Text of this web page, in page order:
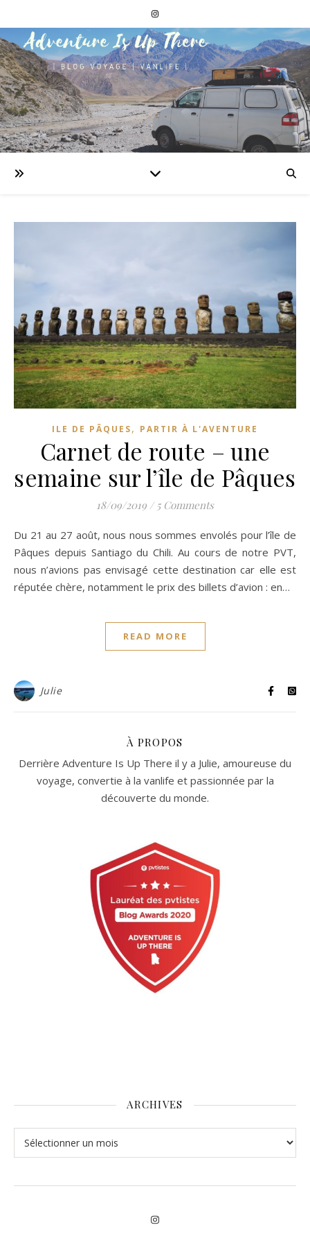
ILE DE PÂQUES, PARTIR À L'AVENTURE
Carnet de route – une
semaine sur l’île de Pâques
18/09/2019 / 5 Comments
Du 21 au 27 août, nous nous sommes envolés pour l’île de
Pâques depuis Santiago du Chili. Au cours de notre PVT,
nous n’avions pas envisagé cette destination car elle est
réputée chère, notamment le prix des billets d’avion : en…
READ MORE
Julie
À PROPOS
Derrière Adventure Is Up There il y a Julie, amoureuse du
voyage, convertie à la vanlife et passionnée par la
découverte du monde.
ARCHIVES
Archives